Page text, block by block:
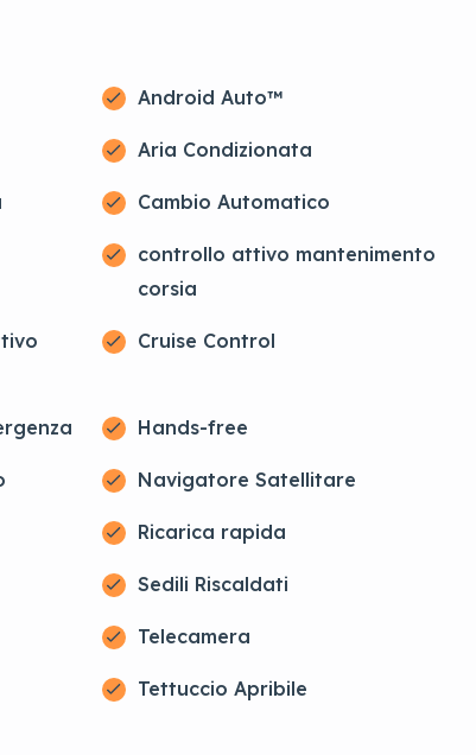
Android Auto™
Aria Condizionata
Cambio Automatico
controllo attivo mantenimento
corsia
Cruise Control
Hands-free
Navigatore Satellitare
Ricarica rapida
Sedili Riscaldati
Telecamera
Tettuccio Apribile